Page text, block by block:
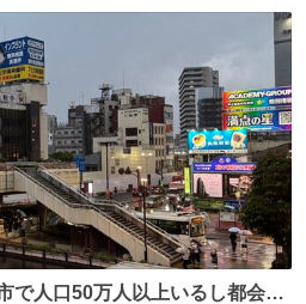
で人口50万人以上いるし都会何